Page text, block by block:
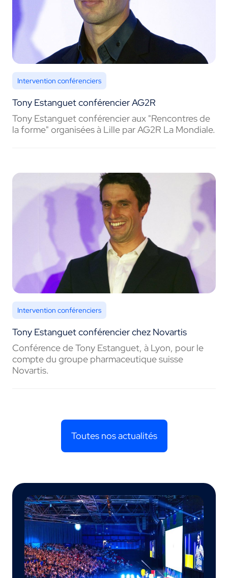
Intervention conférenciers
Tony Estanguet conférencier AG2R
Tony Estanguet conférencier aux "Rencontres de
la forme" organisées à Lille par AG2R La Mondiale.
Intervention conférenciers
Tony Estanguet conférencier chez Novartis
Conférence de Tony Estanguet, à Lyon, pour le
compte du groupe pharmaceutique suisse
Novartis.
Toutes nos actualités